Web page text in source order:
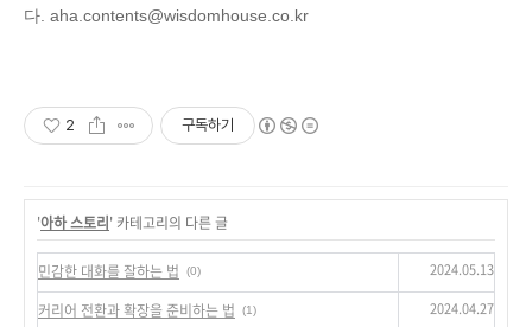
다. aha.contents@wisdomhouse.co.kr
2 구독하기
'아하 스토리' 카테고리의 다른 글
민감한 대화를 잘하는 법 (0) 2024.05.13
커리어 전환과 확장을 준비하는 법 (1) 2024.04.27